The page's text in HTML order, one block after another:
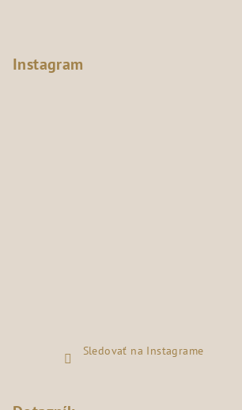
Instagram
Sledovať na Instagrame